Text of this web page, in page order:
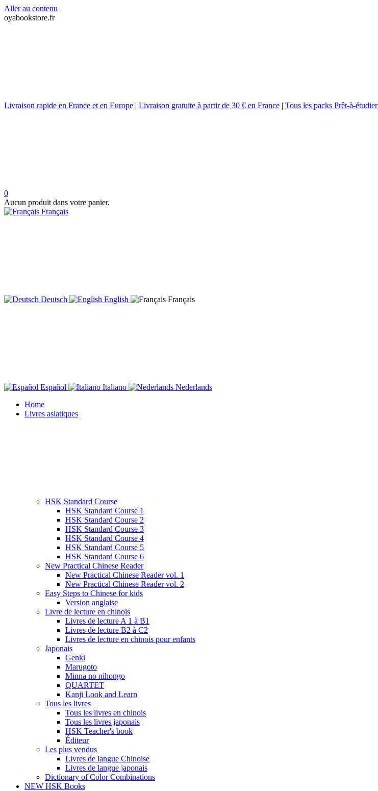
Aller au contenu
oyabookstore.fr
Livraison rapide en France et en Europe | Livraison gratuite à partir de 30 € en France | Tous les packs Prêt-à-étudier
0
Aucun produit dans votre panier.
Français
Deutsch English Français
Español Italiano
Nederlands
Home
Livres asiatiques
HSK Standard Course
HSK Standard Course 1
HSK Standard Course 2
HSK Standard Course 3
HSK Standard Course 4
HSK Standard Course 5
HSK Standard Course 6
New Practical Chinese Reader
New Practical Chinese Reader vol. 1
New Practical Chinese Reader vol. 2
Easy Steps to Chinese for kids
Version anglaise
Livre de lecture en chinois
Livres de lecture A 1 à B1
Livres de lecture B2 à C2
Livres de lecture en chinois pour enfants
Japonais
Genki
Marugoto
Minna no nihongo
QUARTET
Kanji Look and Learn
Tous les livres
Tous les livres en chinois
Tous les livres japonais
HSK Teacher's book
Éditeur
Les plus vendus
Livres de langue Chinoise
Livres de langue japonais
Dictionary of Color Combinations
NEW HSK Books